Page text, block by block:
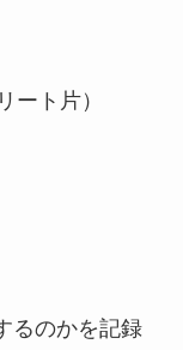
ート片）
るのかを記録